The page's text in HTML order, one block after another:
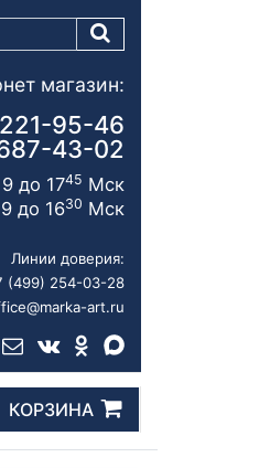
магазин:
95-46
43-02
до 1745 Мск
до 1630 Мск
Линии доверия:
(499) 254-03-28
art.ru
КОРЗИНА